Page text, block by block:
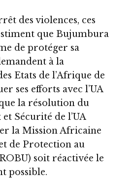
des violences, ces
que Bujumbura
de protéger sa
à la
Etats de l’Afrique de
ses efforts avec l’UA
la résolution du
Sécurité de l’UA
la Mission Africaine
de Protection au
soit réactivée le
possible.